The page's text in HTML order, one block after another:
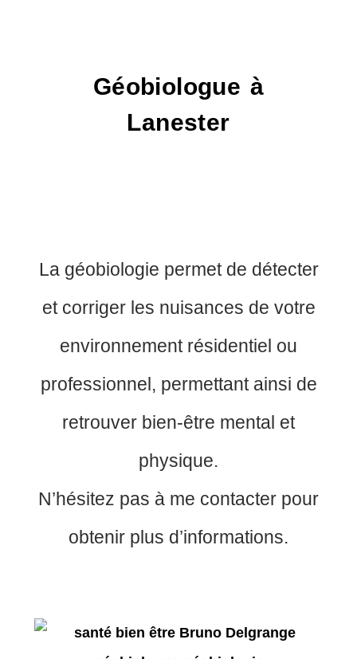
Géobiologue à
Lanester
La géobiologie permet de détecter
et corriger les nuisances de votre
environnement résidentiel ou
professionnel, permettant ainsi de
retrouver bien-être mental et
physique.
N’hésitez pas à me contacter pour
obtenir plus d’informations.